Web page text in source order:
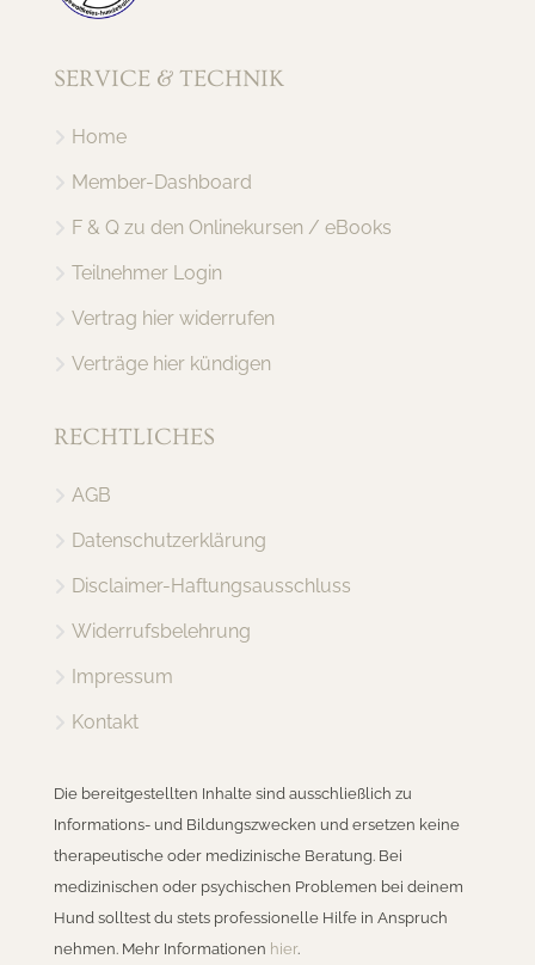
SERVICE & TECHNIK
Home
Member-Dashboard
F & Q zu den Onlinekursen / eBooks
Teilnehmer Login
Vertrag hier widerrufen
Verträge hier kündigen
RECHTLICHES
AGB
Datenschutzerklärung
Disclaimer-Haftungsausschluss
Widerrufsbelehrung
Impressum
Kontakt
Die bereitgestellten Inhalte sind ausschließlich zu
Informations- und Bildungszwecken und ersetzen keine
therapeutische oder medizinische Beratung. Bei
medizinischen oder psychischen Problemen bei deinem
Hund solltest du stets professionelle Hilfe in Anspruch
nehmen. Mehr Informationen hier.